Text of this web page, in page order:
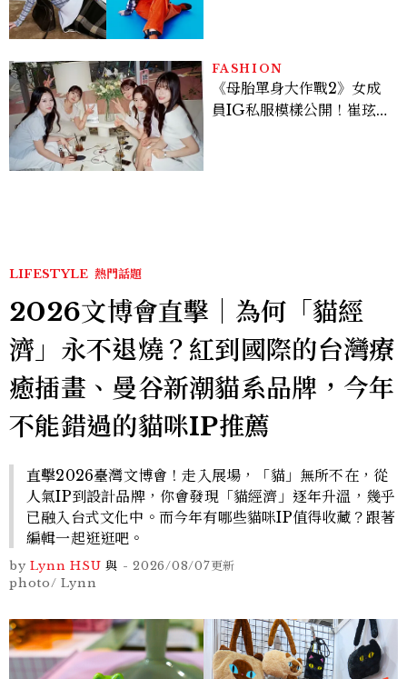
FASHION
《母胎單身大作戰2》女成
員IG私服模樣公開！崔玹諝
LIFESTYLE 熱門話題
2026文博會直擊｜為何「貓經
濟」永不退燒？紅到國際的台灣療
癒插畫、曼谷新潮貓系品牌，今年
不能錯過的貓咪IP推薦
直擊2026臺灣文博會！走入展場，「貓」無所不在，從
人氣IP到設計品牌，你會發現「貓經濟」逐年升溫，幾乎
已融入台式文化中。而今年有哪些貓咪IP值得收藏？跟著
編輯一起逛逛吧。
by Lynn HSU 與 - 2026/08/07更新
photo/ Lynn